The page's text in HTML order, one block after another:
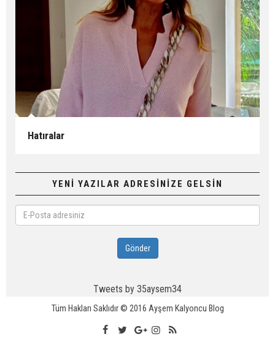
Hatıralar
YENİ YAZILAR ADRESİNİZE GELSİN
Posta
adresiniz
Gönder
Tweets by 35aysem34
Tüm Hakları Saklıdır © 2016 Ayşem Kalyoncu Blog